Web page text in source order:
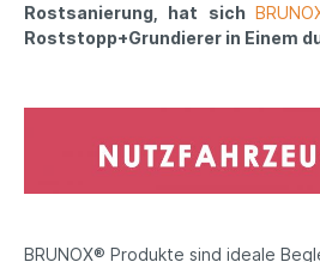
Rostsanierung, hat sich
Roststopp+Grundierer in Einem
BRUNOX® Produkte sind ideale